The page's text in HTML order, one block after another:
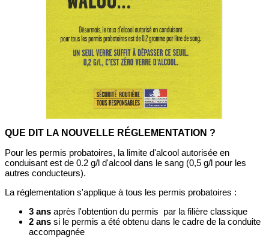
QUE DIT LA NOUVELLE RÉGLEMENTATION ?
Pour les permis probatoires, la limite d'alcool autorisée en
conduisant est de 0.2 g/l d'alcool dans le sang (0,5 g/l pour les
autres conducteurs).
La réglementation s'applique à tous les permis probatoires :
3 ans après l'obtention du permis par la filière classique
2 ans si le permis a été obtenu dans le cadre de la conduite
accompagnée